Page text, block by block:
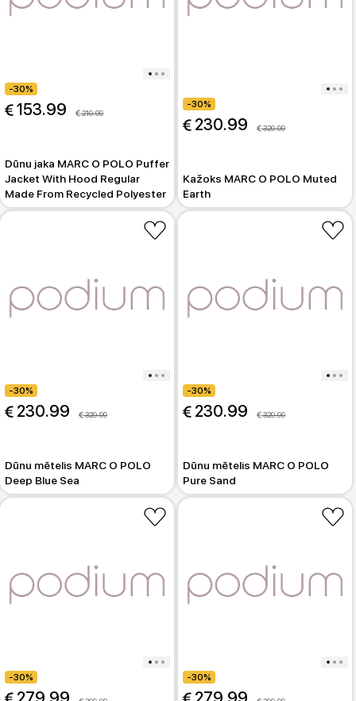
-30%
153.99 219.99
Dūnu jaka MARC O POLO Puffer
Jacket With Hood Regular
Made From Recycled Polyester
-30%
230.99 329.99
Kažoks MARC O POLO Muted
Earth
-30%
230.99 329.99
Dūnu mētelis MARC O POLO
Deep Blue Sea
-30%
230.99 329.99
Dūnu mētelis MARC O POLO
Pure Sand
-30% -30%